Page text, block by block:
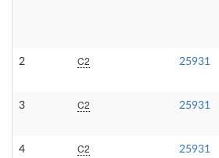
2 C2 25931
3 C2 25931
4 C2 25931